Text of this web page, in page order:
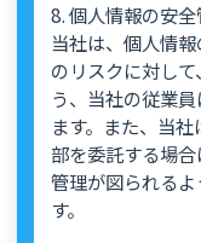
8. 個人情報の安
当社は、個人情
のリスクに対し
う、当社の従業
ます。また、当
部を委託する場
管理が図られる
す。